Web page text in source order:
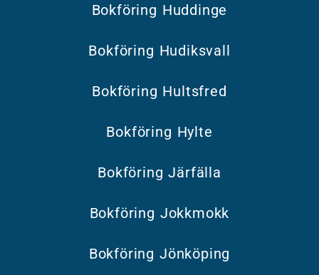
Bokföring Huddinge
Bokföring Hudiksvall
Bokföring Hultsfred
Bokföring Hylte
Bokföring Järfälla
Bokföring Jokkmokk
Bokföring Jönköping